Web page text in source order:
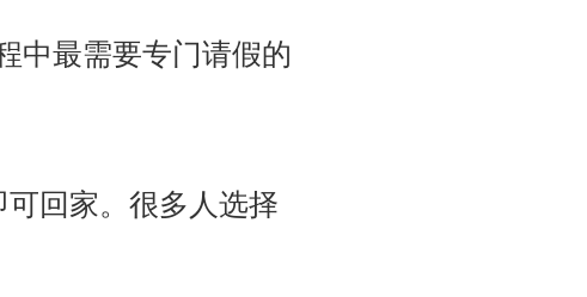
中最需要专门请假的
回家。很多人选择